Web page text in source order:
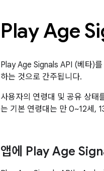
Play Age
Play Age Signals API (베타)를
하는 것으로 간주됩니다.
사용자의 연령대 및 공유 상태
는 기본 연령대는 만 0~12세,
앱에 Play Age